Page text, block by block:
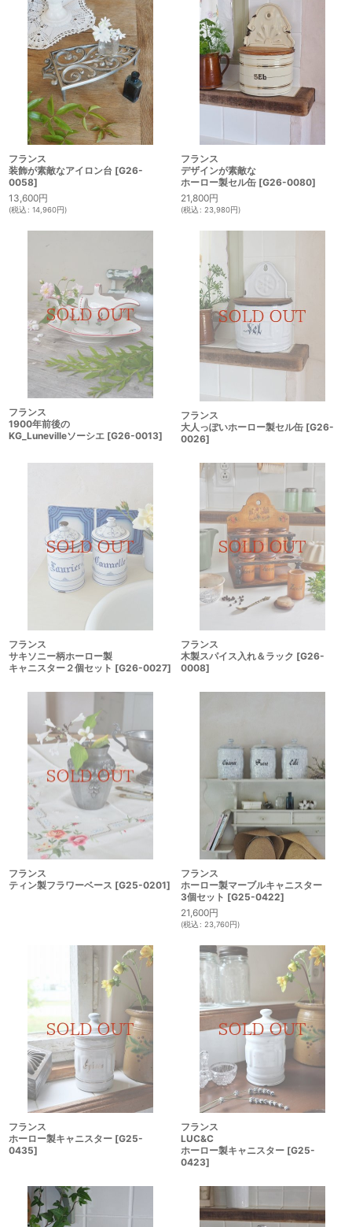
フランス
装飾が素敵なアイロン台 [G26-
0058]
13,600円
(税込: 14,960円)
フランス
デザインが素敵な
ホーロー製セル缶 [G26-0080]
21,800円
(税込: 23,980円)
フランス
1900年前後の
KG_Lunevilleソーシエ [G26-0013]
フランス
大人っぽいホーロー製セル缶 [G26-
0026]
フランス
サキソニー柄ホーロー製
キャニスター２個セット [G26-0027]
フランス
木製スパイス入れ＆ラック [G26-
0008]
フランス
ティン製フラワーベース [G25-0201]
フランス
ホーロー製マーブルキャニスター
3個セット [G25-0422]
21,600円
(税込: 23,760円)
フランス
ホーロー製キャニスター [G25-
0435]
フランス
LUC&C
ホーロー製キャニスター [G25-
0423]